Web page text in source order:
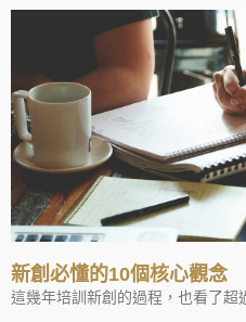
新創必懂的10個核心觀念
這幾年培訓新創的過程，也看了超